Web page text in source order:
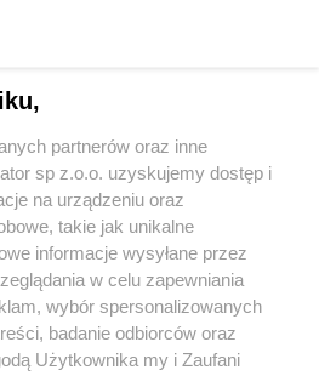
regulamin korzystania z portali
Skontaktuj się z nami
partnerów oraz inne
sp z.o.o. uzyskujemy dostęp i
na urządzeniu oraz
takie jak unikalne
informacje wysyłane przez
w celu zapewniania
wybór spersonalizowanych
badanie odbiorców oraz
Użytkownika my i Zaufani